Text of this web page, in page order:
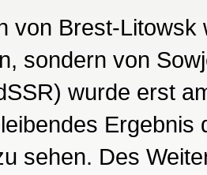
von Brest-
sondern von
wurde erst
Ergebnis
sehen. Des